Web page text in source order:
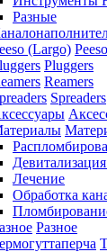
Разные
Pluggers
Reamers
Spreaders
Лечение
Обработка
Разное